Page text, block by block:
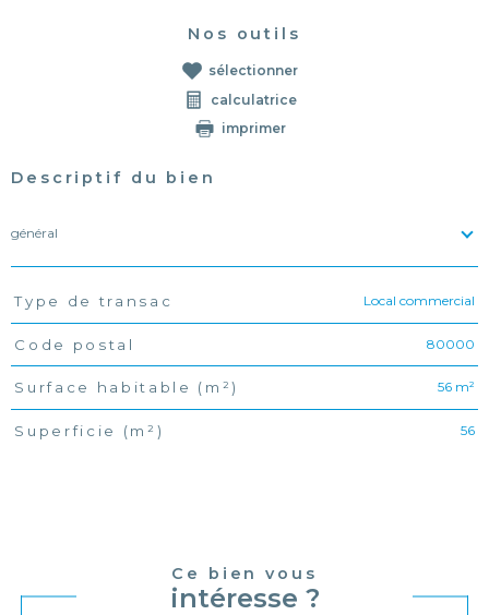
Nos outils
sélectionner
calculatrice
imprimer
Descriptif du bien
général
TRAD_PAMPERO_Caracteristique
Type de transac Local commercial
Code postal 80000
Surface habitable (m²) 56 m²
Superficie (m²) 56
Ce bien vous
intéresse ?